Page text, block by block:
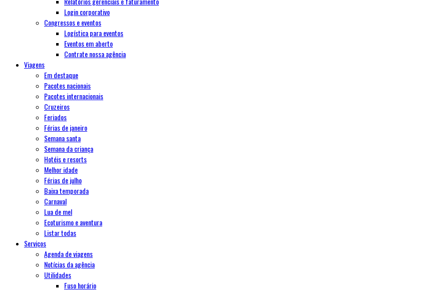
Login corporativo
Congressos e eventos
Logística para eventos
Eventos em aberto
Contrate nossa agência
Viagens
Em destaque
Pacotes nacionais
Pacotes internacionais
Cruzeiros
Feriados
Férias de janeiro
Semana santa
Semana da criança
Hotéis e resorts
Melhor idade
Férias de julho
Baixa temporada
Carnaval
Lua de mel
Ecoturismo e aventura
Listar todas
Serviços
Agenda de viagens
Notícias da agência
Utilidades
Fuso horário